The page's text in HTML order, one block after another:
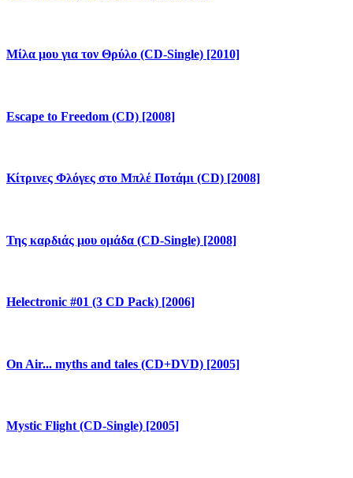
Μίλα μου για τον Θρύλο (CD-Single) [2010]
Escape to Freedom (CD) [2008]
Κίτρινες Φλόγες στο Μπλέ Ποτάμι (CD) [2008]
Της καρδιάς μου ομάδα (CD-Single) [2008]
Helectronic #01 (3 CD Pack) [2006]
On Air... myths and tales (CD+DVD) [2005]
Mystic Flight (CD-Single) [2005]